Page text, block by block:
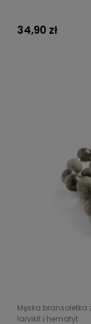
34,90 zł
Męska
larvikit i hematyt